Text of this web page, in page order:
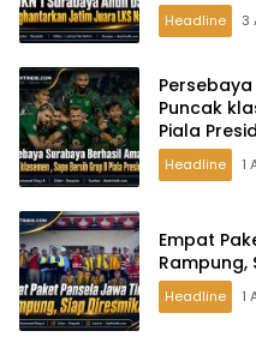
Headline 3
Puncak
Piala
Headline 1
Empat
Rampung,
Headline 1